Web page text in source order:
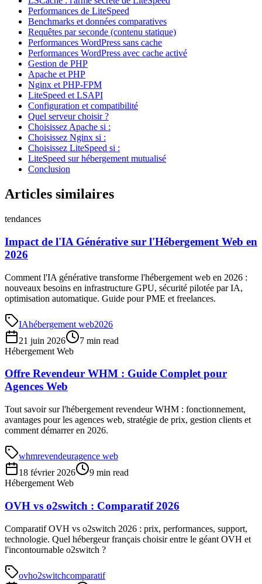
Performances de LiteSpeed
Benchmarks et données comparatives
Requêtes par seconde (contenu statique)
Performances WordPress sans cache
Performances WordPress avec cache activé
Gestion de PHP
Apache et PHP
Nginx et PHP-FPM
LiteSpeed et LSAPI
Configuration et compatibilité
Quel serveur choisir ?
Choisissez Apache si :
Choisissez Nginx si :
Choisissez LiteSpeed si :
LiteSpeed sur hébergement mutualisé
Conclusion
Articles similaires
tendances
Impact de l'IA Générative sur l'Hébergement Web en
2026
Comment l'IA générative transforme l'hébergement web en 2026 :
nouveaux besoins en infrastructure GPU, sécurité pilotée par IA,
optimisation automatique. Guide pour PME et freelances.
IAhébergement web2026
21 juin 2026
7 min read
Hébergement Web
Offre Revendeur WHM : Guide Complet pour
Agences Web
Tout savoir sur l'hébergement revendeur WHM : fonctionnement,
avantages pour les agences web, stratégie de prix, gestion clients et
comment démarrer en 2026.
whmrevendeuragence web
18 février 2026
9 min read
Hébergement Web
OVH vs o2switch : Comparatif 2026
Comparatif OVH vs o2switch 2026 : prix, performances, support,
technologie. Quel hébergeur français choisir entre le géant OVH et
l'incontournable o2switch ?
ovho2switchcomparatif